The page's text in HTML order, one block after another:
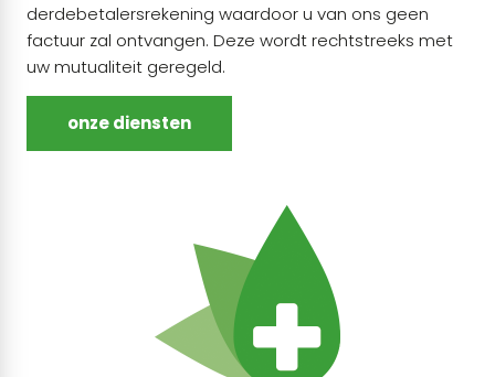
derdebetalersrekening waardoor u van ons geen
factuur zal ontvangen. Deze wordt rechtstreeks met
uw mutualiteit geregeld.
onze diensten